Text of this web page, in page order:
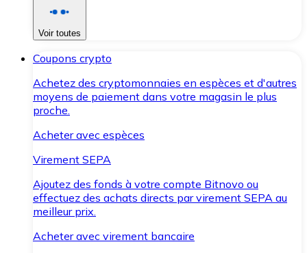
Voir toutes
Coupons crypto
Achetez des cryptomonnaies en espèces et d'autres
moyens de paiement dans votre magasin le plus
proche.
Acheter avec espèces
Virement SEPA
Ajoutez des fonds à votre compte Bitnovo ou
effectuez des achats directs par virement SEPA au
meilleur prix.
Acheter avec virement bancaire